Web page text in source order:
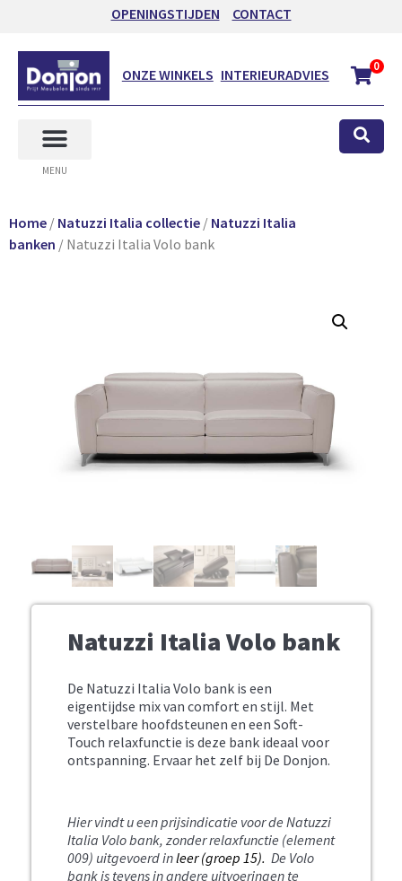
OPENINGSTIJDEN CONTACT
ONZE WINKELS INTERIEURADVIES 0
MENU
Home / Natuzzi Italia collectie / Natuzzi Italia
banken / Natuzzi Italia Volo bank
Natuzzi Italia Volo bank
De Natuzzi Italia Volo bank is een
eigentijdse mix van comfort en stijl. Met
verstelbare hoofdsteunen en een Soft-
Touch relaxfunctie is deze bank ideaal voor
ontspanning. Ervaar het zelf bij De Donjon.
Hier vindt u een prijsindicatie voor de Natuzzi
Italia Volo bank, zonder relaxfunctie (element
009) uitgevoerd inleer (groep 15). De Volo
bank is tevens in andere uitvoeringen te